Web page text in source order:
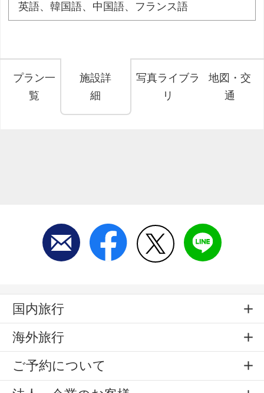
英語、韓国語、中国語、フランス語
プラン一
覧
施設詳
細
写真ライブラ
リ
地図・交
通
国内旅行
海外旅行
ご予約について